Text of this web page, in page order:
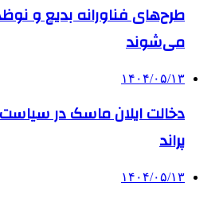
طرح‌های فناورانه بدیع و
می‌شوند
۱۴۰۴/۰۵/۱۳
دخالت ایلان ماسک در
پراند
۱۴۰۴/۰۵/۱۳